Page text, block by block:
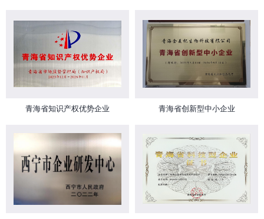
青海省知识产权优势企业 青海省创新型中小企业